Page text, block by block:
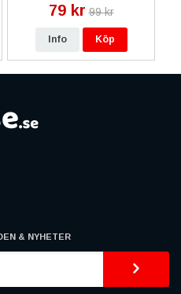
79 kr 99 kr
Info Köp
& NYHETER